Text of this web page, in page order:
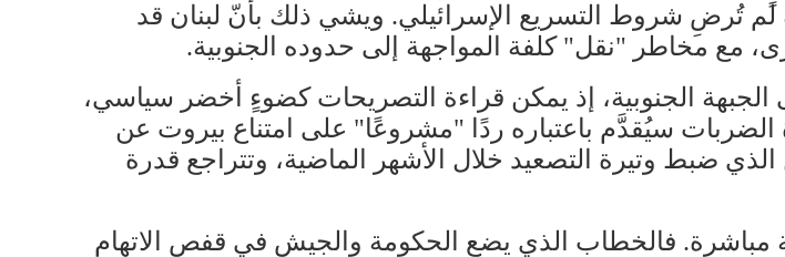
لم تُرضِ شروط التسريع الإسرائيلي. ويشي ذلك بأنّ لبنان قد
مع مخاطر "نقل" كلفة المواجهة إلى حدوده الجنوبية.
الجنوبية، إذ يمكن قراءة التصريحات كضوءٍ أخضر سياسي،
سيُقدَّم باعتباره ردًا "مشروعًا" على امتناع بيروت عن
ضبط وتيرة التصعيد خلال الأشهر الماضية، وتتراجع قدرة
مباشرة. فالخطاب الذي يضع الحكومة والجيش في قفص الاتهام